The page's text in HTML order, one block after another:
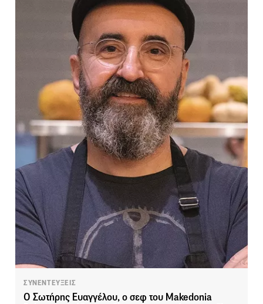
ΣΥΝΕΝΤΕΥΞΕΙΣ
Ο Σωτήρης Ευαγγέλου, ο σεφ του Makedonia